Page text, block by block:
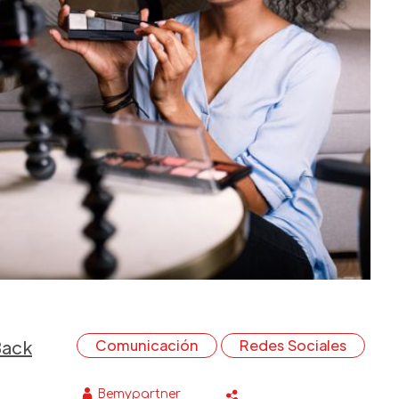
Comunicación Redes Sociales
Bemypartner